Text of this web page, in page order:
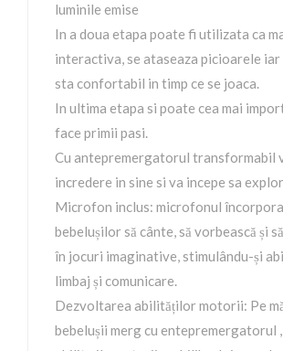
luminile emise
In a doua etapa poate fi utilizata ca
interactiva, se ataseaza picioarele iar
sta confortabil in timp ce se joaca.
In ultima etapa si poate cea mai
face primii pasi.
Cu antepremergatorul transformabil
incredere in sine si va incepe sa
Microfon inclus: microfonul
bebelușilor să cânte, să vorbească și
în jocuri imaginative, stimulându-și
limbaj și comunicare.
Dezvoltarea abilităților motorii: Pe
bebelușii merg cu entepremergatorul